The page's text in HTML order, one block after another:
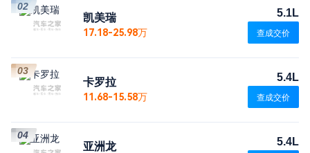
凯美瑞
17.18-25.98万
5.1L
查成交价
02
卡罗拉
11.68-15.58万
5.4L
查成交价
03
亚洲龙 5.4L
04